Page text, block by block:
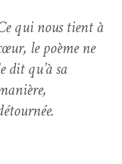
qui nous tient à
le poème ne
dit qu’à sa